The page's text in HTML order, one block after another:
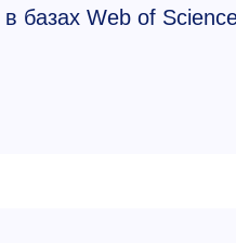
базах Web of